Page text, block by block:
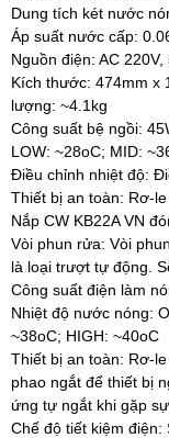
Dung tích két nước
Áp suất nước cấp:
Nguồn điện: AC 220V,
Kích thước: 474mm x
lượng: ~4.1kg
Công suất bệ ngồi:
LOW: ~28oC; MID:
Điều chỉnh nhiệt độ:
Thiết bị an toàn: Rơ-le
Nắp CW KB22A VN
Vòi phun rửa: Vòi
là loại trượt tự động.
Công suất điện làm
Nhiệt độ nước nóng:
~38oC; HIGH: ~40oC
Thiết bị an toàn: Rơ-
phao ngắt để thiết bị
ứng tự ngắt khi gặp sự
Chế độ tiết kiệm điện: